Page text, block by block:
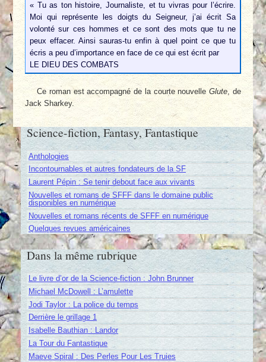
« Tu as ton histoire, Journaliste, et tu vivras pour l’écrire.
Moi qui représente les doigts du Seigneur, j’ai écrit Sa
volonté sur ces hommes et ce sont des mots que tu ne
peux effacer. Ainsi sauras-tu enfin à quel point ce que tu
écris a peu d’importance en face de ce qui est écrit par
LE DIEU DES COMBATS
Ce roman est accompagné de la courte nouvelle Glute, de
Jack Sharkey.
Science-fiction, Fantasy, Fantastique
Anthologies
Incontournables et autres fondateurs de la SF
Laurent Pépin : Se tenir debout face aux vivants
Nouvelles et romans de SFFF dans le domaine public
disponibles en numérique
Nouvelles et romans récents de SFFF en numérique
Quelques revues américaines
Dans la même rubrique
Le livre d’or de la Science-fiction : John Brunner
Michael McDowell : L’amulette
Jodi Taylor : La police du temps
Derrière le grillage 1
Isabelle Bauthian : Landor
La Tour du Fantastique
Maeve Spiral : Des Perles Pour Les Truies